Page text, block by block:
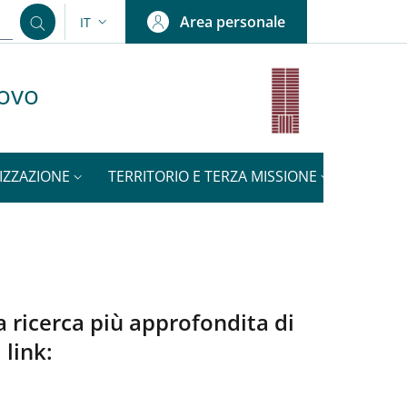
SELETTORE LINGUA: CURRENT LANGUAGE
IT Area personale
TERRITORIO E TERZA MISSIONE
ricerca più approfondita di
link: